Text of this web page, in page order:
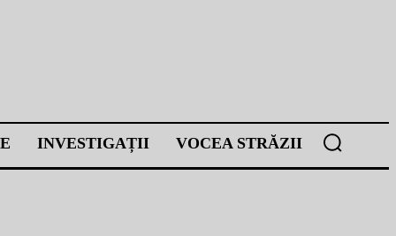
INVESTIGAȚII VOCEA STRĂZII